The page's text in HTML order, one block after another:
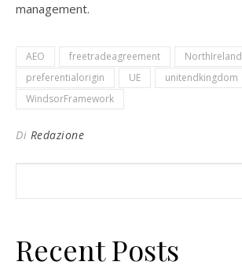
management.
AEO freetradeagreement
NorthIreland
preferentialorigin
UE unitendkingdom
WindsorFramework
Di Redazione
Recent Posts